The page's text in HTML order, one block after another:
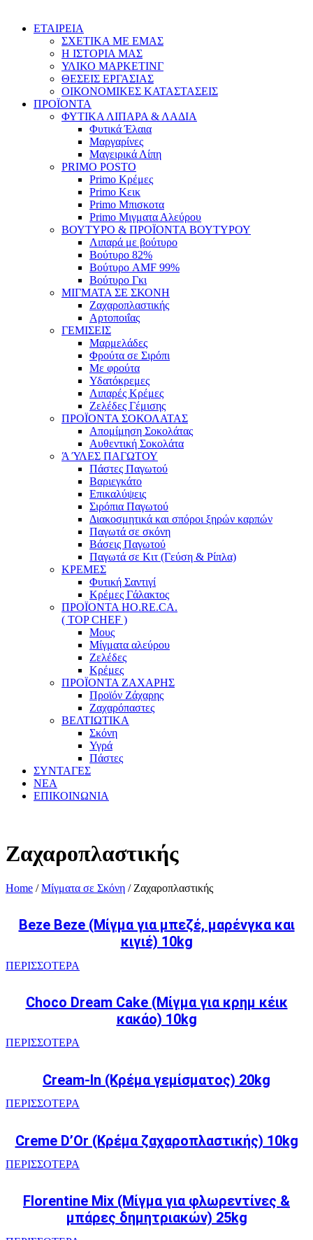
ΕΤΑΙΡΕΙΑ
ΣΧΕΤΙΚΑ ΜΕ ΕΜΑΣ
Η ΙΣΤΟΡΙΑ ΜΑΣ
ΥΛΙΚΟ ΜΑΡΚΕΤΙΝΓ
ΘΕΣΕΙΣ ΕΡΓΑΣΙΑΣ
ΟΙΚΟΝΟΜΙΚΕΣ ΚΑΤΑΣΤΑΣΕΙΣ
ΠΡΟΪΟΝΤΑ
ΦΥΤΙΚΑ ΛΙΠΑΡΑ & ΛΑΔΙΑ
Φυτικά Έλαια
Μαργαρίνες
Μαγειρικά Λίπη
PRIMO POSTO
Primo Κρέμες
Primo Κεικ
Primo Μπισκοτα
Primo Μιγματα Αλεύρου
ΒΟΥΤΥΡΟ & ΠΡΟΪΟΝΤΑ ΒΟΥΤΥΡΟΥ
Λιπαρά με βούτυρο
Βούτυρο 82%
Βούτυρο AMF 99%
Βούτυρο Γκι
ΜΙΓΜΑΤΑ ΣΕ ΣΚΟΝΗ
Ζαχαροπλαστικής
Αρτοποιΐας
ΓΕΜΙΣΕΙΣ
Μαρμελάδες
Φρούτα σε Σιρόπι
Με φρούτα
Υδατόκρεμες
Λιπαρές Κρέμες
Ζελέδες Γέμισης
ΠΡΟΪΟΝΤΑ ΣΟΚΟΛΑΤΑΣ
Απομίμηση Σοκολάτας
Αυθεντική Σοκολάτα
Ά ΎΛΕΣ ΠΑΓΩΤΟΥ
Πάστες Παγωτού
Βαριεγκάτο
Επικαλύψεις
Σιρόπια Παγωτού
Διακοσμητικά και σπόροι ξηρών καρπών
Παγωτά σε σκόνη
Βάσεις Παγωτού
Παγωτά σε Κιτ (Γεύση & Ρίπλα)
ΚΡΕΜΕΣ
Φυτική Σαντιγί
Κρέμες Γάλακτος
ΠΡΟΪΟΝΤΑ HO.RE.CA.
( TOP CHEF )
Μους
Μίγματα αλεύρου
Ζελέδες
Κρέμες
ΠΡΟΪΟΝΤΑ ΖΑΧΑΡΗΣ
Προϊόν Ζάχαρης
Ζαχαρόπαστες
ΒΕΛΤΙΩΤΙΚΑ
Σκόνη
Υγρά
Πάστες
ΣΥΝΤΑΓΕΣ
ΝΕΑ
ΕΠΙΚΟΙΝΩΝΙΑ
Ζαχαροπλαστικής
Home /Μίγματα σε Σκόνη / Ζαχαροπλαστικής
Beze Beze (Μίγμα για μπεζέ, μαρένγκα και
κιγιέ) 10kg
ΠΕΡΙΣΣΟΤΕΡΑ
Choco Dream Cake (Μίγμα για κρημ κέικ
κακάο) 10kg
ΠΕΡΙΣΣΟΤΕΡΑ
Cream-In (Κρέμα γεμίσματος) 20kg
ΠΕΡΙΣΣΟΤΕΡΑ
Creme D’Or (Κρέμα ζαχαροπλαστικής) 10kg
ΠΕΡΙΣΣΟΤΕΡΑ
Florentine Mix (Μίγμα για φλωρεντίνες &
μπάρες δημητριακών) 25kg